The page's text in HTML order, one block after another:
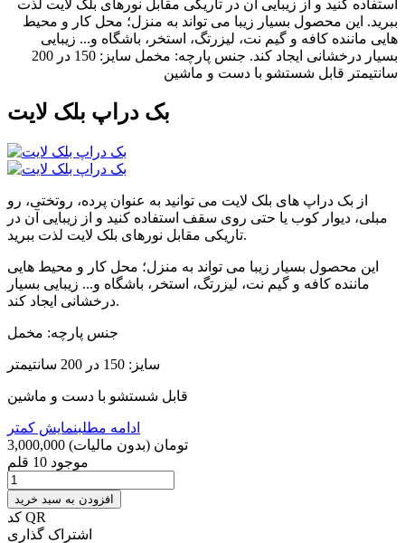
بک دراپ بلک لایت
از بک دراپ های بلک لایت می توانید به عنوان پرده، روتختی، رو
مبلی، دیوار کوب یا حتی روی سقف استفاده کنید و از زیبایی آن در
تاریکی مقابل نورهای بلک لایت لذت ببرید.
این محصول بسیار زیبا می تواند به منزل؛ محل کار و محیط هایی
ماننده کافه و گیم نت، لیزرتگ، استخر، باشگاه و... زیبایی بسیار
درخشانی ایجاد کند.
جنس پارچه: مخمل
سایز: 150 در 200 سانتیمتر
قابل شستشو با دست و ماشین
ادامه مطلبنمایش کمتر
3,000,000 تومان (بدون مالیات)
موجود 10 قلم
افزودن به سبد خرید
کد QR
اشتراک گذاری